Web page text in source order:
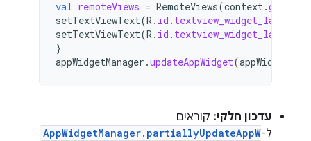
val remoteViews = RemoteViews(context.
setTextViewText(R . id . textview_widget_layout1
setTextViewText(R . id . textview_widget_layout2
}
appWidgetManager .updateAppWidget(appWidgetId
עדכון חלקי: קוראים
ל-AppWidgetManager.partiallyUpdateAppW